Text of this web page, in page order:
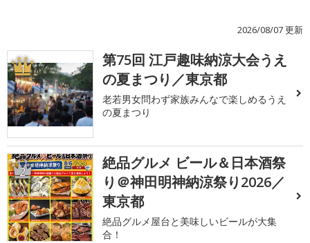
2026/08/07 更新
1
第75回 江戸趣味納涼大会うえ
の夏まつり／東京都
老若男女問わず家族みんなで楽しめるうえ
の夏まつり
2
絶品グルメ ビール＆日本酒祭
り＠神田明神納涼祭り2026／
東京都
絶品グルメ屋台と美味しいビールが大集
合！